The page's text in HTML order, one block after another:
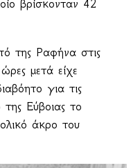
βρίσκονταν 42
της Ραφήνα στις
μετά είχε
για τις
Εύβοιας το
άκρο του